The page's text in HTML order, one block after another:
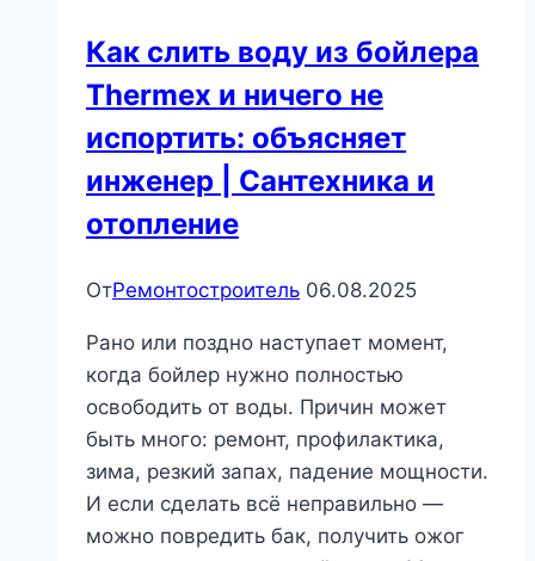
Как слить воду из бойлера
Thermex и ничего не
испортить: объясняет
инженер | Сантехника и
отопление
ОтРемонтостроитель 06.08.2025
Рано или поздно наступает момент,
когда бойлер нужно полностью
освободить от воды. Причин может
быть много: ремонт, профилактика,
зима, резкий запах, падение мощности.
И если сделать всё неправильно —
можно повредить бак, получить ожог